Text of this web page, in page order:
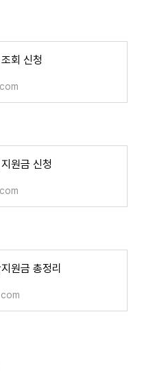
회 신청
원금 신청
원금 총정리